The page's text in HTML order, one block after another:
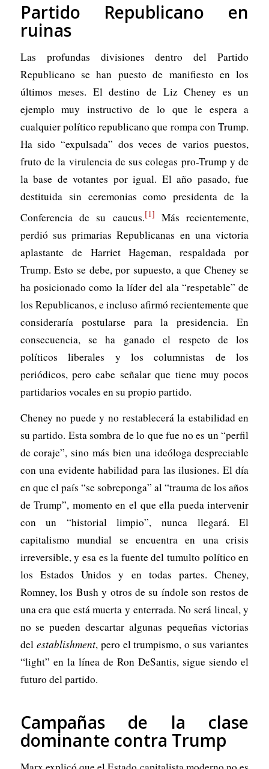
Partido Republicano en
ruinas
Las profundas divisiones dentro del Partido
Republicano se han puesto de manifiesto en los
últimos meses. El destino de Liz Cheney es un
ejemplo muy instructivo de lo que le espera a
cualquier político republicano que rompa con Trump.
Ha sido “expulsada” dos veces de varios puestos,
fruto de la virulencia de sus colegas pro-Trump y de
la base de votantes por igual. El año pasado, fue
destituida sin ceremonias como presidenta de la
Conferencia de su caucus.[1]
Más recientemente,
perdió sus primarias Republicanas en una victoria
aplastante de Harriet Hageman, respaldada por
Trump. Esto se debe, por supuesto, a que Cheney se
ha posicionado como la líder del ala “respetable” de
los Republicanos, e incluso afirmó recientemente que
consideraría postularse para la presidencia. En
consecuencia, se ha ganado el respeto de los
políticos liberales y los columnistas de los
periódicos, pero cabe señalar que tiene muy pocos
partidarios vocales en su propio partido.
Cheney no puede y no restablecerá la estabilidad en
su partido. Esta sombra de lo que fue no es un “perfil
de coraje”, sino más bien una ideóloga despreciable
con una evidente habilidad para las ilusiones. El día
en que el país “se sobreponga” al “trauma de los años
de Trump”, momento en el que ella pueda intervenir
con un “historial limpio”, nunca llegará. El
capitalismo mundial se encuentra en una crisis
irreversible, y esa es la fuente del tumulto político en
los Estados Unidos y en todas partes. Cheney,
Romney, los Bush y otros de su índole son restos de
una era que está muerta y enterrada. No será lineal, y
no se pueden descartar algunas pequeñas victorias
del establishment, pero el trumpismo, o sus variantes
“light” en la línea de Ron DeSantis, sigue siendo el
futuro del partido.
Campañas de la clase
dominante contra Trump